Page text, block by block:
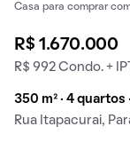
Casa para comprar
R$ 1.670.000
R$ 992 Condo. +
350 m² · 4 quartos
Rua Itapacurai,